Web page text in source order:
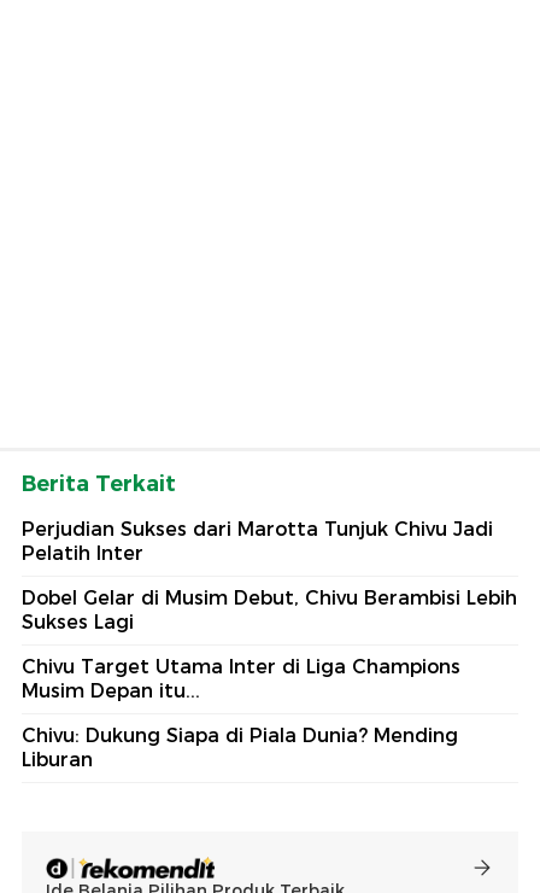
Berita Terkait
Perjudian Sukses dari Marotta Tunjuk Chivu Jadi
Pelatih Inter
Dobel Gelar di Musim Debut, Chivu Berambisi Lebih
Sukses Lagi
Chivu Target Utama Inter di Liga Champions
Musim Depan itu...
Chivu: Dukung Siapa di Piala Dunia? Mending
Liburan